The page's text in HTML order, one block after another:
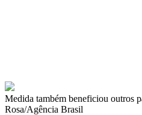
Medida também beneficiou outros
Rosa/Agência Brasil